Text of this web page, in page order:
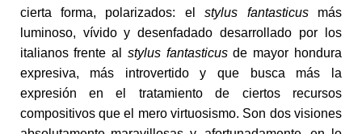
cierta forma, polarizados: elstylus fantasticusmás
luminoso, vívido y desenfadado desarrollado por los
italianos frente al stylus fantasticusde mayor hondura
expresiva, más introvertido y que busca más la
expresión en el tratamiento de ciertos recursos
compositivos que el mero virtuosismo. Son dos visiones